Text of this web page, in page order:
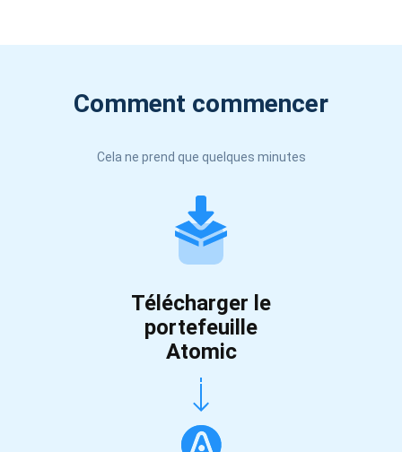
Comment commencer
Cela ne prend que quelques minutes
Télécharger le
portefeuille
Atomic